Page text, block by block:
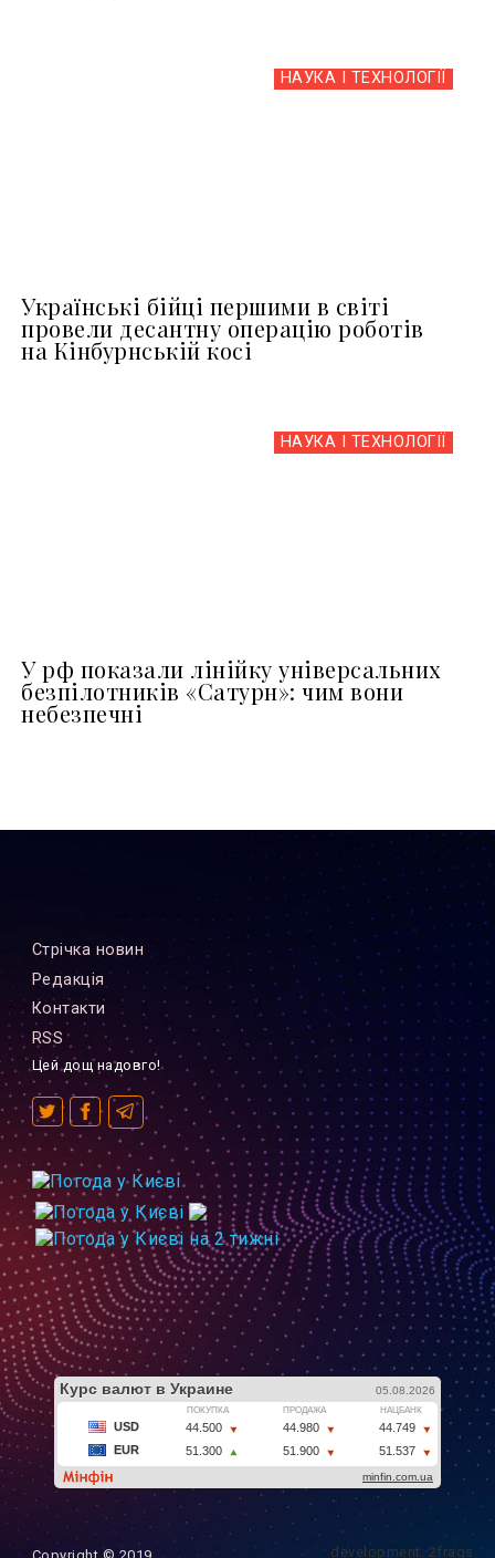
НАУКА І ТЕХНОЛОГІЇ
Українські бійці першими в світі
провели десантну операцію роботів
на Кінбурнській косі
НАУКА І ТЕХНОЛОГІЇ
У рф показали лінійку універсальних
безпілотників «Сатурн»: чим вони
небезпечні
Стрiчка новин
Редакцiя
Контакти
RSS
Цей дощ надовго!
development: 2frags